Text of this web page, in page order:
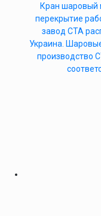
Кран шаровый
перекрытие
завод СТА
Украина.
производство